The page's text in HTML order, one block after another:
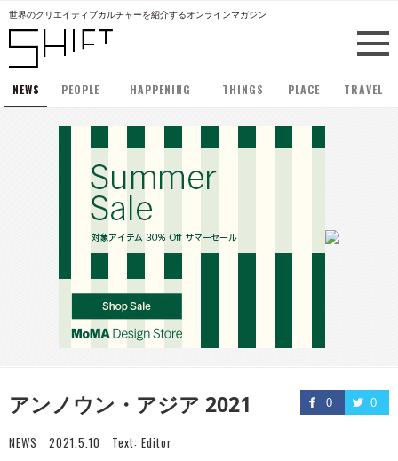
世界のクリエイティブカルチャーを紹介するオンラインマガジン
NEWS PEOPLE HAPPENING THINGS PLACE TRAVEL
0 0
アンノウン・アジア 2021
NEWS 2021.5.10 Text: Editor